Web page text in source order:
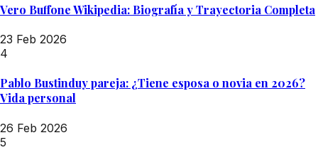
Vero Buffone Wikipedia: Biografía y Trayectoria Completa
23 Feb 2026
4
Pablo Bustinduy pareja: ¿Tiene esposa o novia en 2026?
Vida personal
26 Feb 2026
5